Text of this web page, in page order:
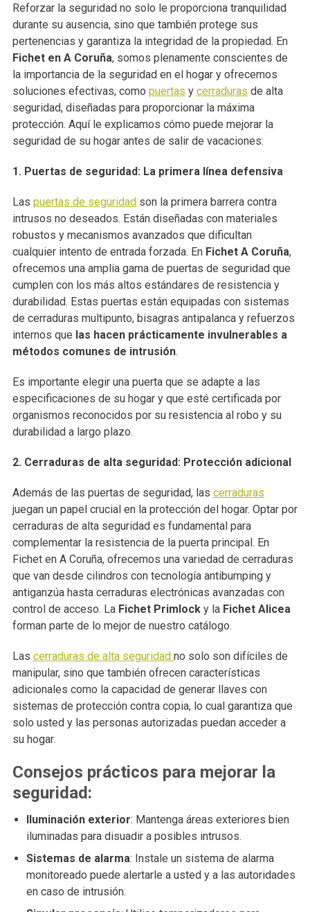
Reforzar la seguridad no solo le proporciona tranquilidad
durante su ausencia, sino que también protege sus
pertenencias y garantiza la integridad de la propiedad. En
Fichet en A Coruña, somos plenamente conscientes de
la importancia de la seguridad en el hogar y ofrecemos
soluciones efectivas, como puertas y cerraduras de alta
seguridad, diseñadas para proporcionar la máxima
protección. Aquí le explicamos cómo puede mejorar la
seguridad de su hogar antes de salir de vacaciones:
1. Puertas de seguridad: La primera línea defensiva
Las puertas de seguridadson la primera barrera contra
intrusos no deseados. Están diseñadas con materiales
robustos y mecanismos avanzados que dificultan
cualquier intento de entrada forzada. En Fichet A Coruña,
ofrecemos una amplia gama de puertas de seguridad que
cumplen con los más altos estándares de resistencia y
durabilidad. Estas puertas están equipadas con sistemas
de cerraduras multipunto, bisagras antipalanca y refuerzos
internos que las hacen prácticamente invulnerables a
métodos comunes de intrusión.
Es importante elegir una puerta que se adapte a las
especificaciones de su hogar y que esté certificada por
organismos reconocidos por su resistencia al robo y su
durabilidad a largo plazo.
2. Cerraduras de alta seguridad: Protección adicional
Además de las puertas de seguridad, las cerraduras
juegan un papel crucial en la protección del hogar. Optar por
cerraduras de alta seguridad es fundamental para
complementar la resistencia de la puerta principal. En
Fichet en A Coruña, ofrecemos una variedad de cerraduras
que van desde cilindros con tecnología antibumping y
antiganzúa hasta cerraduras electrónicas avanzadas con
control de acceso. La Fichet Primlocky la Fichet Alicea
forman parte de lo mejor de nuestro catálogo.
Las cerraduras de alta seguridad no solo son difíciles de
manipular, sino que también ofrecen características
adicionales como la capacidad de generar llaves con
sistemas de protección contra copia, lo cual garantiza que
solo usted y las personas autorizadas puedan acceder a
su hogar.
Consejos prácticos para mejorar la
seguridad:
Iluminación exterior: Mantenga áreas exteriores bien
iluminadas para disuadir a posibles intrusos.
Sistemas de alarma: Instale un sistema de alarma
monitoreado puede alertarle a usted y a las autoridades
en caso de intrusión.